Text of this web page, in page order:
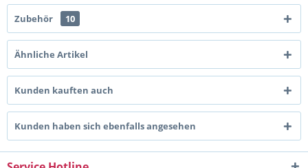
Zubehör 10
Ähnliche Artikel
Kunden kauften auch
Kunden haben sich ebenfalls angesehen